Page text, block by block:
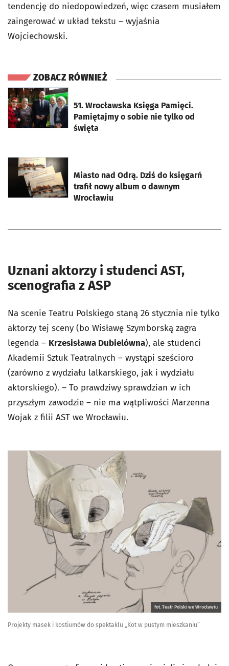
tendencję do niedopowiedzeń, więc czasem musiałem
zaingerować w układ tekstu – wyjaśnia
Wojciechowski.
ZOBACZ RÓWNIEŻ
51. Wrocławska Księga Pamięci.
Pamiętajmy o sobie nie tylko od
święta
otworzy się w nowej karcie
Miasto nad Odrą. Dziś do księgarń
trafił nowy album o dawnym
Wrocławiu
otworzy się w nowej karcie
Uznani aktorzy i studenci AST,
scenografia z ASP
Na scenie Teatru Polskiego staną 26 stycznia nie tylko
aktorzy tej sceny (bo Wisławę Szymborską zagra
legenda – Krzesisława Dubielówna), ale studenci
Akademii Sztuk Teatralnych – wystąpi sześcioro
(zarówno z wydziału lalkarskiego, jak i wydziału
aktorskiego). – To prawdziwy sprawdzian w ich
przyszłym zawodzie – nie ma wątpliwości Marzenna
Wojak z filii AST we Wrocławiu.
fot. Teatr Polski we Wrocławiu
Projekty masek i kostiumów do spektaklu „Kot w pustym mieszkaniu”